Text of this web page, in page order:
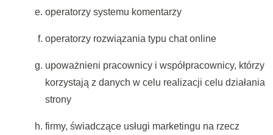
operatorzy systemu komentarzy
operatorzy rozwiązania typu chat online
upoważnieni pracownicy i współpracownicy, którzy
korzystają z danych w celu realizacji celu działania
strony
firmy, świadczące usługi marketingu na rzecz